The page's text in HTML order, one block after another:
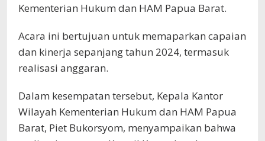
Kementerian Hukum dan HAM Papua Barat.
Acara ini bertujuan untuk memaparkan capaian
dan kinerja sepanjang tahun 2024, termasuk
realisasi anggaran.
Dalam kesempatan tersebut, Kepala Kantor
Wilayah Kementerian Hukum dan HAM Papua
Barat, Piet Bukorsyom, menyampaikan bahwa